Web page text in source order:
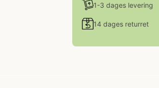
1-3 dages levering
14 dages returret